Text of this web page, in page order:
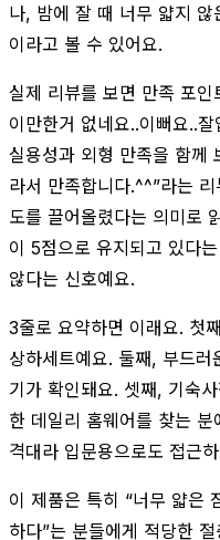
나, 밤에 잘 때 너무 얇지
이라고 볼 수 있어요.
실제 리뷰를 보면 만족 포인
이만한거 없네요..이뻐요..
실용성과 외형 만족을 함께
라서 만족합니다.^^”라는
도를 끌어올렸다는 의미로
이 5점으로 유지되고 있다
않다는 신호예요.
3줄로 요약하면 이래요. 첫
상하세트예요. 둘째, 부드
기가 확인돼요. 셋째, 기숙
한 데일리 홈웨어를 찾는
격대라 입문용으로도 접근
이 제품은 특히 “너무 얇은
하다”는 분들에게 적당한